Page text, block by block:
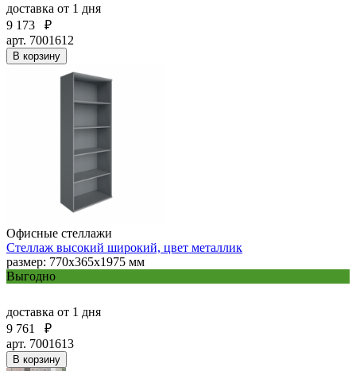
доставка от 1 дня
9 173
₽
арт. 7001612
В корзину
Офисные стеллажи
Стеллаж высокий широкий, цвет металлик
размер: 770х365х1975 мм
Выгодно
доставка от 1 дня
9 761
₽
арт. 7001613
В корзину